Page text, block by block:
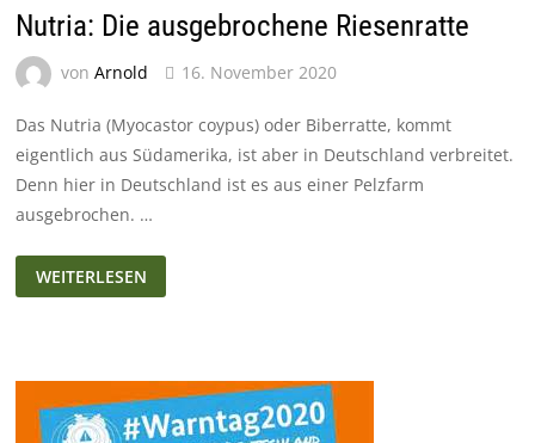
Nutria: Die ausgebrochene Riesenratte
von Arnold 16. November 2020
Das Nutria (Myocastor coypus) oder Biberratte, kommt
eigentlich aus Südamerika, ist aber in Deutschland verbreitet.
Denn hier in Deutschland ist es aus einer Pelzfarm
ausgebrochen. …
NUTRIA:
DIE
AUSGEBROCHENE
WEITERLESEN